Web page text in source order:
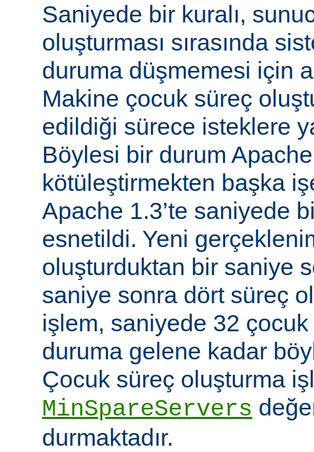
Saniyede bir kuralı,
oluşturması sırasında
duruma düşmemesi için
Makine çocuk süreç
edildiği sürece isteklere
Böylesi bir durum
kötüleştirmekten başka
Apache 1.3’te saniyede
esnetildi. Yeni
oluşturduktan bir saniye
saniye sonra dört süreç
işlem, saniyede 32
duruma gelene kadar
Çocuk süreç oluşturma
MinSpareServers
durmaktadır.